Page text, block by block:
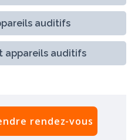
auditifs
appareils auditifs
rendez-vous